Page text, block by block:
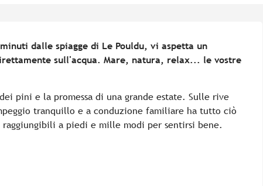
dalle spiagge di Le Pouldu, vi aspetta un
sull'acqua. Mare, natura, relax... le vostre
pini e la promessa di una grande estate. Sulle rive
tranquillo e a conduzione familiare ha tutto ciò
raggiungibili a piedi e mille modi per sentirsi bene.